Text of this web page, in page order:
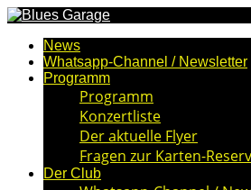
News
Whatsapp-Channel / Newsletter
Programm
Programm
Konzertliste
Der aktuelle Flyer
Fragen zur Karten-
Der Club